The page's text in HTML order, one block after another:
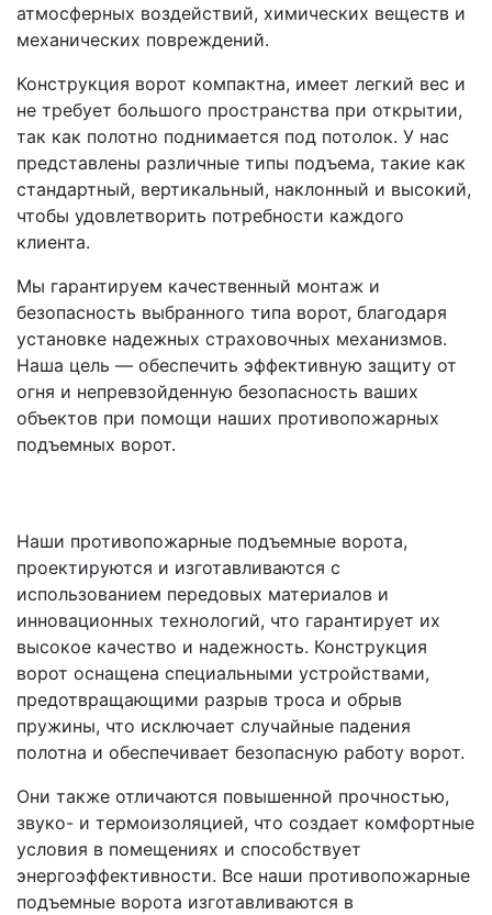
атмосферных воздействий, химических веществ и
механических повреждений.
Конструкция ворот компактна, имеет легкий вес и
не требует большого пространства при открытии,
так как полотно поднимается под потолок. У нас
представлены различные типы подъема, такие как
стандартный, вертикальный, наклонный и высокий,
чтобы удовлетворить потребности каждого
клиента.
Мы гарантируем качественный монтаж и
безопасность выбранного типа ворот, благодаря
установке надежных страховочных механизмов.
Наша цель — обеспечить эффективную защиту от
огня и непревзойденную безопасность ваших
объектов при помощи наших противопожарных
подъемных ворот.
Наши противопожарные подъемные ворота,
проектируются и изготавливаются с
использованием передовых материалов и
инновационных технологий, что гарантирует их
высокое качество и надежность. Конструкция
ворот оснащена специальными устройствами,
предотвращающими разрыв троса и обрыв
пружины, что исключает случайные падения
полотна и обеспечивает безопасную работу ворот.
Они также отличаются повышенной прочностью,
звуко- и термоизоляцией, что создает комфортные
условия в помещениях и способствует
энергоэффективности. Все наши противопожарные
подъемные ворота изготавливаются в